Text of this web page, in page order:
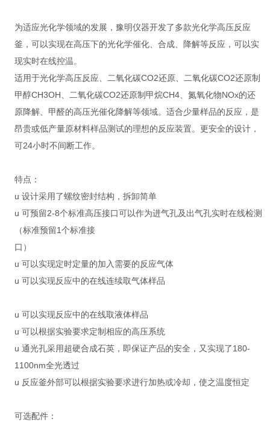
为适应光化学领域的发展，豫明仪器开发了多款光化学高压反应
釜，可以实现在高压下的光化学催化、合成、降解等反应，可以实
现实时在线控温。
适用于光化学高压反应、二氧化碳CO2还原、二氧化碳CO2还原制
甲醇CH3OH、二氧化碳CO2还原制甲烷CH4、氮氧化物NOx的还
原降解、甲醛的高压光催化降解等领域。适合少量样品的反应，是
昂贵或低产量原材料样品测试的理想的反应装置。更安全的设计，
可24小时不间断工作。
特点：
u 设计采用了螺纹密封结构，拆卸简单
u 可预留2-8个标准高压接口可以作为进气孔及出气孔实时在线检测
（标准预留1个标准接
口）
u 可以实现定时定量的加入需要的反应气体
u 可以实现反应中的在线连续取气体样品
u 可以实现反应中的在线取液体样品
u 可以根据实验要求定制相应的高压系统
u 通光孔采用超硬合成石英，即保证产品的安全，又实现了180-
1100nm全光透过
u 反应釜外部可以根据实验要求进行加热或冷却，使之温度恒定
可选配件：